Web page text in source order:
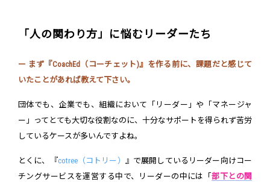
「人の関わり方」に悩むリーダーたち
ー まず『CoachEd（コーチェット)』を作る前に、課題だと感じて
いたことがあれば教えて下さい。
団体でも、企業でも、組織において「リーダー」や「マネージャ
ー」ってとても大切な役割なのに、十分なサポートを得られず苦労
しているケースが多いんですよね。
とくに、『cotree（コトリー） 』で展開しているリーダー向けコー
チングサービスを運営する中で、リーダーの中には「部下との関